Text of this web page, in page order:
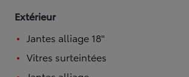
Extérieur
Jantes alliage 18''
Vitres surteintées